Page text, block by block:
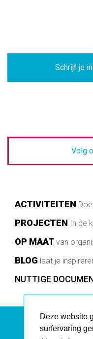
Deze website
surfervaring
Schrijf je
Volg
Main
ACTIVITEITEN
PROJECTEN In de
OP MAAT van
BLOG laat je
Footer
NUTTIGE